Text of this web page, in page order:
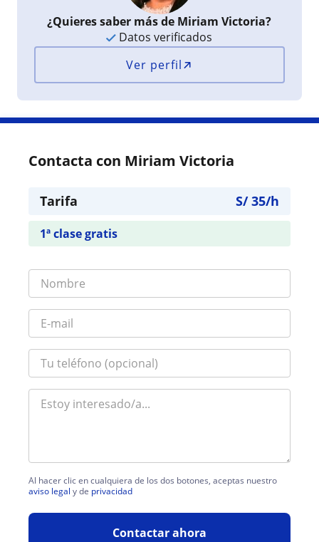
¿Quieres saber más de Miriam Victoria?
Datos verificados
Ver perfil
Contacta con Miriam Victoria
Tarifa S/35/h
1ª clase gratis
Al hacer clic en cualquiera de los dos botones, aceptas nuestro
aviso legal y de privacidad
Contactar ahora